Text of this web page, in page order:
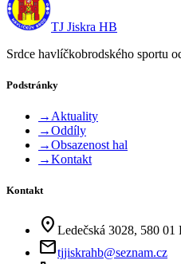
TJ Jiskra HB
Srdce havlíčkobrodského sportu
Podstránky
→ Aktuality
→Oddíly
→Obsazenost hal
→Kontakt
Kontakt
location_on Ledečská 3028, 580
mailtjjiskrahb@seznam.cz